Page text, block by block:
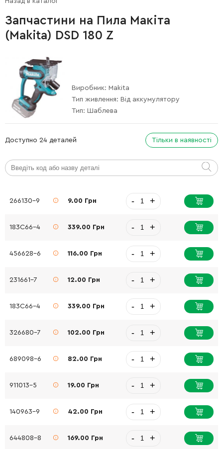
Запчастини на Пила Макіта
(Makita) DSD 180 Z
Виробник: Makita
Тип живлення: Від аккумулятору
Тип: Шаблева
Доступно 24 деталей Тільки в наявності
266130-9 9.00 Грн - +
183C66-4 339.00 Грн - +
456628-6 116.00 Грн - +
231661-7 12.00 Грн - +
183C66-4 339.00 Грн - +
326680-7 102.00 Грн - +
689098-6 82.00 Грн - +
911013-5 19.00 Грн - +
140963-9 42.00 Грн - +
644808-8 169.00 Грн - +